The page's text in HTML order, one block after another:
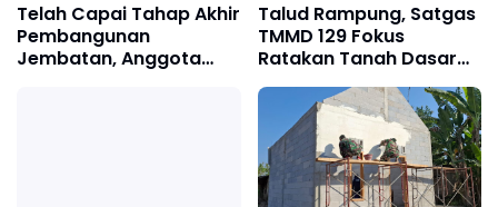
Telah Capai Tahap Akhir
Pembangunan
Jembatan, Anggota
Talud Rampung, Satgas
TMMD 129 Fokus
Ratakan Tanah Dasar
Sungai